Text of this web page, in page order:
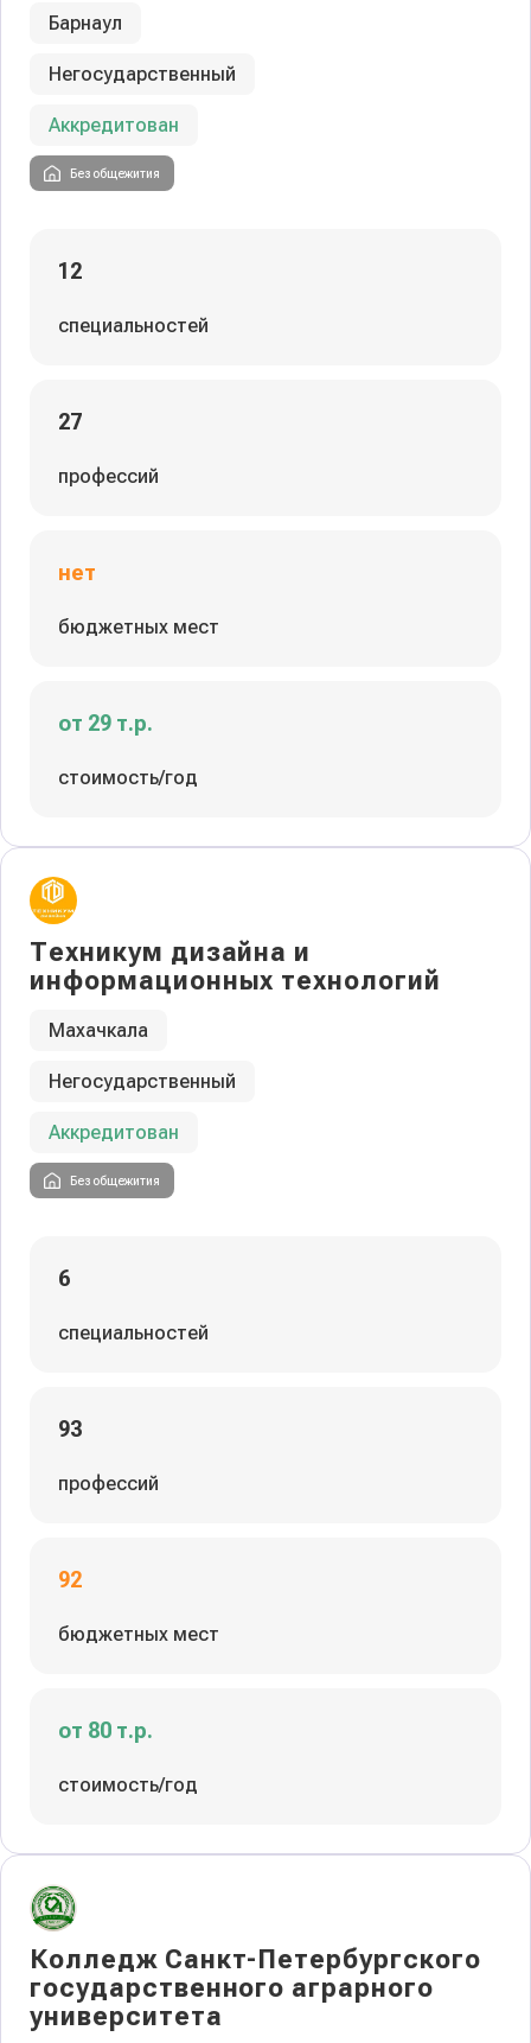
Барнаул
Негосударственный
Аккредитован
Без общежития
12
специальностей
27
профессий
нет
бюджетных мест
от 29 т.р.
стоимость/год
Техникум дизайна и
информационных технологий
Махачкала
Негосударственный
Аккредитован
Без общежития
6
специальностей
93
профессий
92
бюджетных мест
от 80 т.р.
стоимость/год
Колледж Санкт-Петербургского
государственного аграрного
университета